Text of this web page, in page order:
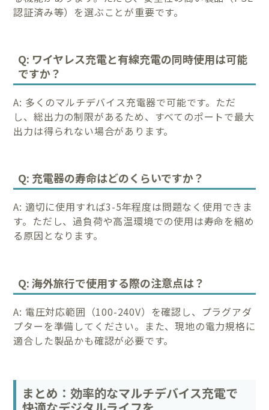
認証済み等）を選ぶことが重要です。
Q: ワイヤレス充電と有線充電の同時使用は可能
ですか？
A: 多くのマルチデバイス充電器で可能です。ただ
し、総出力の制限があるため、すべてのポートで最大
出力は得られない場合があります。
Q: 充電器の寿命はどのくらいですか？
A: 適切に使用すれば3-5年程度は問題なく使用できま
す。ただし、過負荷や高温環境での使用は寿命を縮め
る原因となります。
Q: 海外旅行で使用する際の注意点は？
A: 電圧対応範囲（100-240V）を確認し、プラグアダ
プターを準備してください。また、現地の電力規格に
適合した製品かも確認が必要です。
まとめ：効率的なマルチデバイス充電で